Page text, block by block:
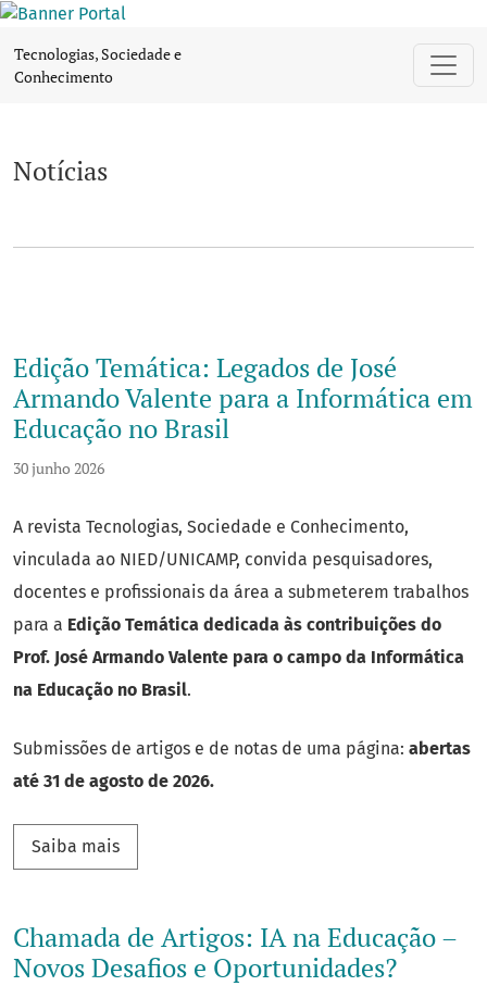
Notícias
Tecnologias, Sociedade e
Conhecimento
Notícias
Edição Temática: Legados de José
Armando Valente para a Informática em
Educação no Brasil
30 junho 2026
A revista Tecnologias, Sociedade e Conhecimento,
vinculada ao NIED/UNICAMP, convida pesquisadores,
docentes e profissionais da área a submeterem trabalhos
para a Edição Temática dedicada às contribuições do
Prof. José Armando Valente para o campo da Informática
na Educação no Brasil.
Submissões de artigos e de notas de uma página: abertas
até 31 de agosto de 2026.
Saiba maisSaiba mais sobre Edição Temática: Legados
Chamada de Artigos: IA na Educação –
Novos Desafios e Oportunidades?